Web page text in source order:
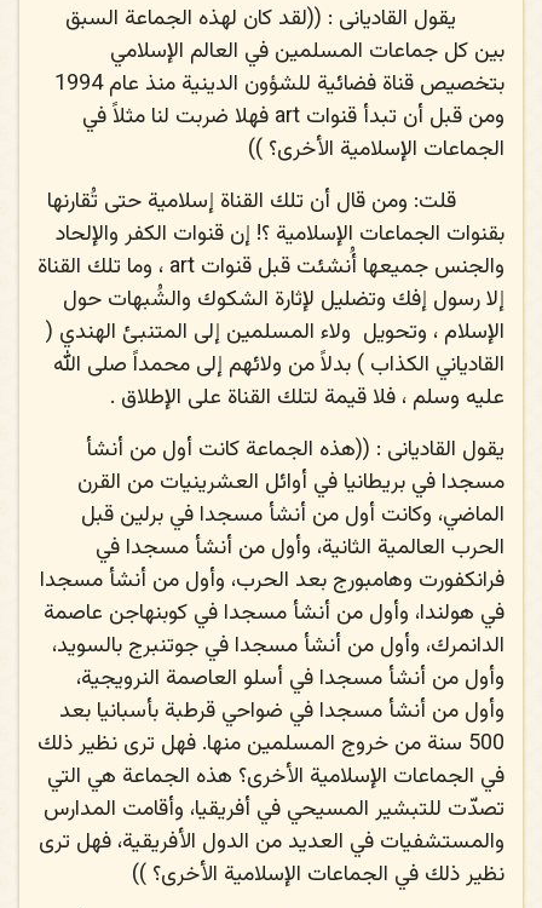
يقول القاديانى : ((لقد كان لهذه الجماعة السبق
بين كل جماعات المسلمين في العالم الإسلامي
بتخصيص قناة فضائية للشؤون الدينية منذ عام 1994
ومن قبل أن تبدأ قنوات art فهلا ضربت لنا مثلاً في
الجماعات الإسلامية الأخرى؟ ))
قلت: ومن قال أن تلك القناة إسلامية حتى تُقارنها
بقنوات الجماعات الإسلامية ؟! إن قنوات الكفر والإلحاد
والجنس جميعها أُنشئت قبل قنوات art ، وما تلك القناة
إلا رسول إفك وتضليل لإثارة الشكوك والشُبهات حول
الإسلام ، وتحويل ولاء المسلمين إلى المتنبئ الهندي (
القادياني الكذاب ) بدلاً من ولائهم إلى محمداً صلى الله
عليه وسلم ، فلا قيمة لتلك القناة على الإطلاق .
يقول القاديانى : ((هذه الجماعة كانت أول من أنشأ
مسجدا في بريطانيا في أوائل العشرينيات من القرن
الماضي، وكانت أول من أنشأ مسجدا في برلين قبل
الحرب العالمية الثانية، وأول من أنشأ مسجدا في
فرانكفورت وهامبورج بعد الحرب، وأول من أنشأ مسجدا
في هولندا، وأول من أنشأ مسجدا في كوبنهاجن عاصمة
الدانمرك، وأول من أنشأ مسجدا في جوتنبرج بالسويد،
وأول من أنشأ مسجدا في أسلو العاصمة النرويجية،
وأول من أنشأ مسجدا في ضواحي قرطبة بأسبانيا بعد
500 سنة من خروج المسلمين منها. فهل ترى نظير ذلك
في الجماعات الإسلامية الأخرى؟ هذه الجماعة هي التي
تصدّت للتبشير المسيحي في أفريقيا، وأقامت المدارس
والمستشفيات في العديد من الدول الأفريقية، فهل ترى
نظير ذلك في الجماعات الإسلامية الأخرى؟ ))